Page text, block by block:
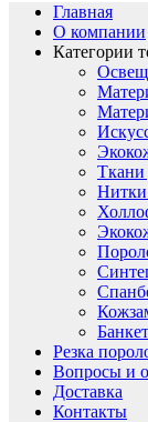
Главная
О компании
Категории
Ткани
Резка
Вопросы и
Доставка
Контакты